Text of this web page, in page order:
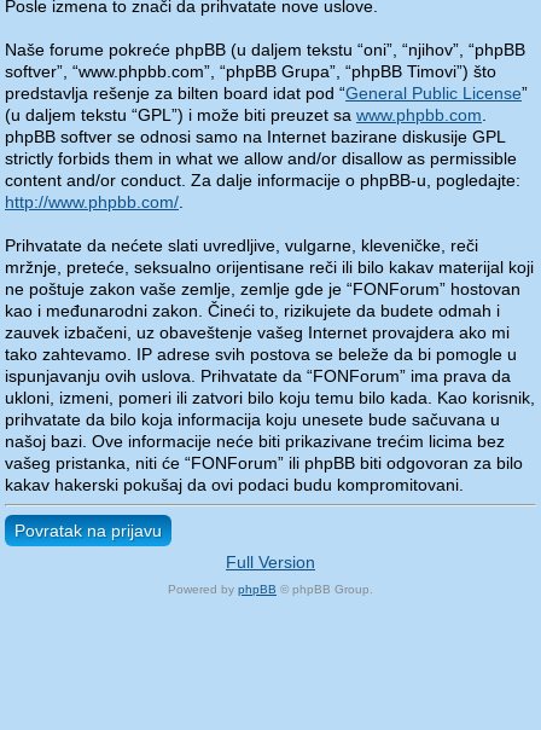
Posle izmena to znači da prihvatate nove uslove.
Naše forume pokreće phpBB (u daljem tekstu “oni”, “njihov”, “phpBB
softver”, “www.phpbb.com”, “phpBB Grupa”, “phpBB Timovi”) što
predstavlja rešenje za bilten board idat pod “General Public License”
(u daljem tekstu “GPL”) i može biti preuzet sa www.phpbb.com
phpBB softver se odnosi samo na Internet bazirane diskusije GPL
strictly forbids them in what we allow and/or disallow as permissible
content and/or conduct. Za dalje informacije o phpBB-u, pogledajte:
http://www.phpbb.com/
Prihvatate da nećete slati uvredljive, vulgarne, kleveničke, reči
mržnje, preteće, seksualno orijentisane reči ili bilo kakav materijal koji
ne poštuje zakon vaše zemlje, zemlje gde je “FONForum” hostovan
kao i međunarodni zakon. Čineći to, rizikujete da budete odmah i
zauvek izbačeni, uz obaveštenje vašeg Internet provajdera ako mi
tako zahtevamo. IP adrese svih postova se beleže da bi pomogle u
ispunjavanju ovih uslova. Prihvatate da “FONForum” ima prava da
ukloni, izmeni, pomeri ili zatvori bilo koju temu bilo kada. Kao korisnik,
prihvatate da bilo koja informacija koju unesete bude sačuvana u
našoj bazi. Ove informacije neće biti prikazivane trećim licima bez
vašeg pristanka, niti će “FONForum” ili phpBB biti odgovoran za bilo
kakav hakerski pokušaj da ovi podaci budu kompromitovani.
Povratak na prijavu
Full Version
Powered by phpBB © phpBB Group.